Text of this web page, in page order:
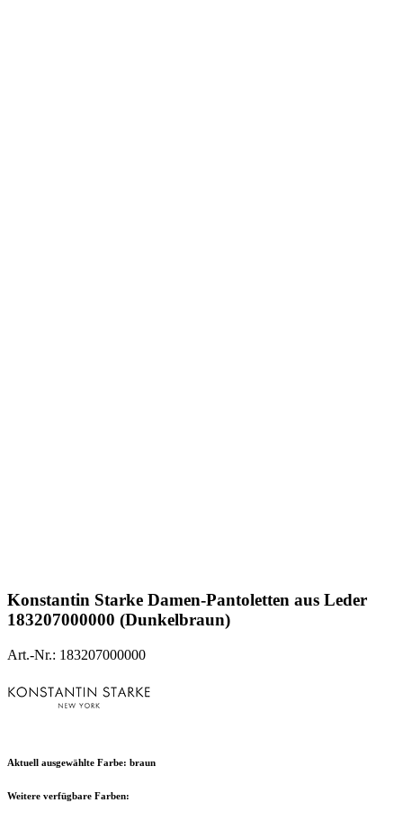
Konstantin Starke Damen-Pantoletten aus Leder
183207000000 (Dunkelbraun)
Art.-Nr.: 183207000000
Aktuell ausgewählte Farbe: braun
Weitere verfügbare Farben: